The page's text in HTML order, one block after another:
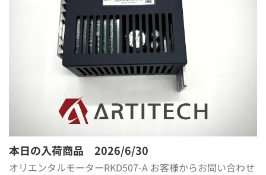
本日の入荷商品 2026/6/30
オリエンタルモーターRKD507-A お客様からお問い合わせ